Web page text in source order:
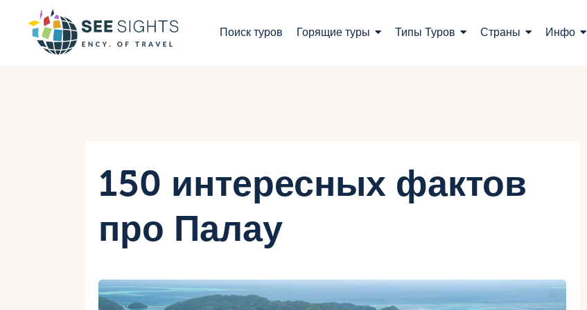
Поиск туров Горящие туры Типы Туров Страны Инфо
Блог
Укр
150 интересных фактов
про Палау